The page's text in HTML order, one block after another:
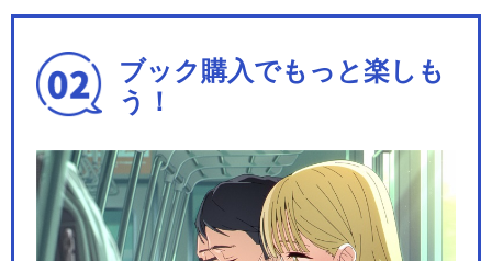
ミュージカル『⼑剣乱舞』 ～
三百年の子守唄～(…
ミュージカル『刀剣乱舞』 髭
切膝丸 双騎出陣2…
ブック購入でもっと楽しも
う！